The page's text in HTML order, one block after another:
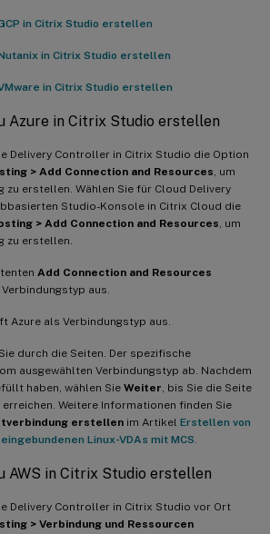
in Citrix Studio erstellen
in Citrix Studio erstellen
in Citrix Studio erstellen
Azure in Citrix Studio erstellen
Delivery Controller in Citrix Studio die Option
> Add Connection and Resources, um
zu erstellen. Wählen Sie für Cloud Delivery
Studio-Konsole in Citrix Cloud die
> Add Connection and Resources, um
zu erstellen.
Add Connection and Resources
aus.
Azure als Verbindungstyp aus.
durch die Seiten. Der spezifische
ausgewählten Verbindungstyp ab. Nachdem
haben, wählen Sie Weiter, bis Sie die Seite
erreichen. Weitere Informationen finden Sie
erstellen im Artikel Erstellen von
Linux-VDAs mit MCS.
AWS in Citrix Studio erstellen
Delivery Controller in Citrix Studio vor Ort
> Verbindung und Ressourcen